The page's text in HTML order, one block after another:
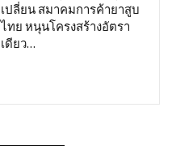
เปลี่ยน สมาคมการค้ายาสูบ
ไทย หนุนโครงสร้างอัตรา
เดียว…